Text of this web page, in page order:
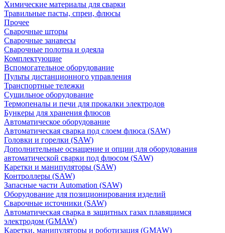
Химические материалы для сварки
Травильные пасты, спреи, флюсы
Прочее
Сварочные шторы
Сварочные занавесы
Сварочные полотна и одеяла
Комплектующие
Вспомогательное оборудование
Пульты дистанционного управления
Транспортные тележки
Сушильное оборудование
Термопеналы и печи для прокалки электродов
Бункеры для хранения флюсов
Автоматическое оборудование
Автоматическая сварка под слоем флюса (SAW)
Головки и горелки (SAW)
Дополнительные оснащение и опции для оборудования
автоматической сварки под флюсом (SAW)
Каретки и манипуляторы (SAW)
Контроллеры (SAW)
Запасные части Automation (SAW)
Оборудование для позиционирования изделий
Сварочные источники (SAW)
Автоматическая сварка в защитных газах плавящимся
электродом (GMAW)
Каретки, манипуляторы и роботизация (GMAW)